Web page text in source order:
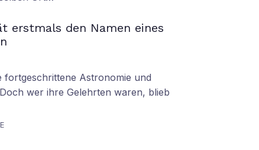
erstmals den Namen eines
fortgeschrittene Astronomie und
wer ihre Gelehrten waren, blieb